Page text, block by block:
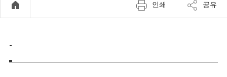
정
보
기
인쇄 공유
-